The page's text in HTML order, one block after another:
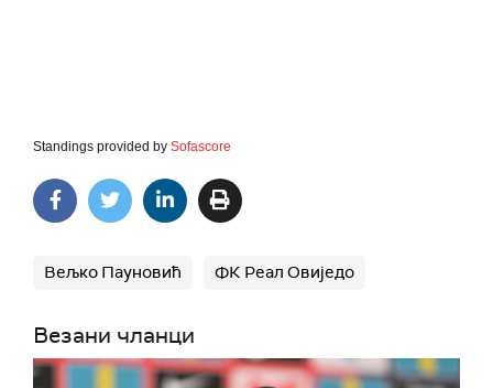
Standings provided by Sofascore
Вељко Пауновић ФК Реал Овиједо
Везани чланци